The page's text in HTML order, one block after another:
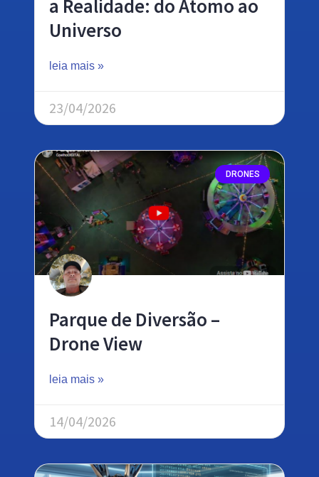
a Realidade: do Átomo ao
Universo
leia mais »
23/04/2026
DRONES
Parque de Diversão –
Drone View
leia mais »
14/04/2026